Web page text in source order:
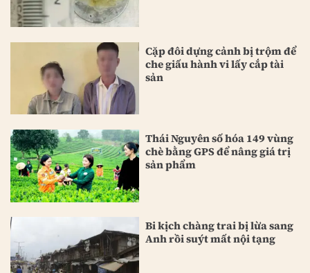
Cặp đôi dựng cảnh bị trộm để
che giấu hành vi lấy cắp tài
sản
Thái Nguyên số hóa 149 vùng
chè bằng GPS để nâng giá trị
sản phẩm
Bi kịch chàng trai bị lừa sang
Anh rồi suýt mất nội tạng